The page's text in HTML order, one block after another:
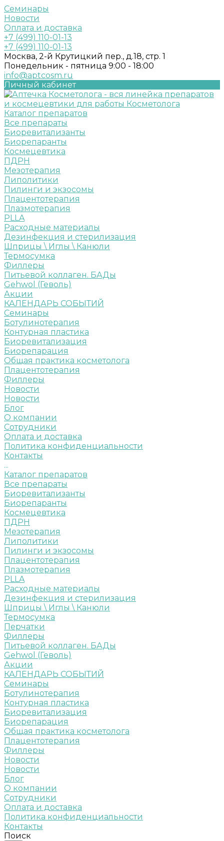
Семинары
Новости
Оплата и доставка
+7 (499) 110-01-13
+7 (499) 110-01-13
Москва, 2-й Крутицкий пер., д.18, стр. 1
Понедельник - пятница 9:00 - 18:00
info@aptcosm.ru
Личный кабинет
Каталог препаратов
Все препараты
Биоревитализанты
Биорепаранты
Космецевтика
ПДРН
Мезотерапия
Липолитики
Пилинги и экзосомы
Плацентотерапия
Плазмотерапия
PLLA
Расходные материалы
Дезинфекция и стерилизация
Шприцы \ Иглы \ Канюли
Термосумка
Филлеры
Питьевой коллаген. БАДы
Gehwol (Геволь)
Акции
КАЛЕНДАРЬ СОБЫТИЙ
Семинары
Ботулинотерапия
Контурная пластика
Биоревитализация
Биорепарация
Общая практика косметолога
Плацентотерапия
Филлеры
Новости
Новости
Блог
О компании
Сотрудники
Оплата и доставка
Политика конфиденциальности
Контакты
...
Каталог препаратов
Все препараты
Биоревитализанты
Биорепаранты
Космецевтика
ПДРН
Мезотерапия
Липолитики
Пилинги и экзосомы
Плацентотерапия
Плазмотерапия
PLLA
Расходные материалы
Дезинфекция и стерилизация
Шприцы \ Иглы \ Канюли
Термосумка
Перчатки
Филлеры
Питьевой коллаген. БАДы
Gehwol (Геволь)
Акции
КАЛЕНДАРЬ СОБЫТИЙ
Семинары
Ботулинотерапия
Контурная пластика
Биоревитализация
Биорепарация
Общая практика косметолога
Плацентотерапия
Филлеры
Новости
Новости
Блог
О компании
Сотрудники
Оплата и доставка
Политика конфиденциальности
Контакты
Поиск